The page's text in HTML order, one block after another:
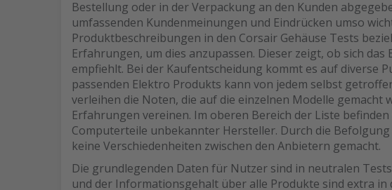
Bestellung oder in der Verpackung an den Kunden
umfassenden Kundenmeinungen und Eindrücken umso
Produktbeschreibungen in den Corsair Gehäuse Tests
Erfahrungen, um dies anzupassen. Dieser zeigt, ob sich
empfiehlt. Bei der Kaufentscheidung kommt es auf diverse
passenden Elektro Produkts kann von jedem selbst
verleihen die Noten, die auf die einzelnen Modelle gemacht
Erfahrungen vereinen. Im oberen Bereich der Liste
Computerteile unbekannter Hersteller. Durch die
keine Verschiedenheiten zwischen den Anbietern gemacht.
Die grundlegenden Daten für Nutzer sind in neutralen
und der Informationsgehalt über alle Produkte sind extra in